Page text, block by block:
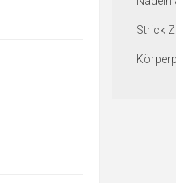
Strick